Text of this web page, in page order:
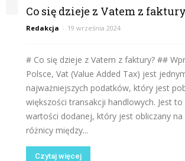
Co się dzieje z Vatem z
Redakcja - 19 września 2024
# Co się dzieje z Vatem z faktury? ##
Polsce, Vat (Value Added Tax) jest
najważniejszych podatków, który jest
większości transakcji handlowych. Jest
wartości dodanej, który jest obliczany na
różnicy między...
Czytaj więcej